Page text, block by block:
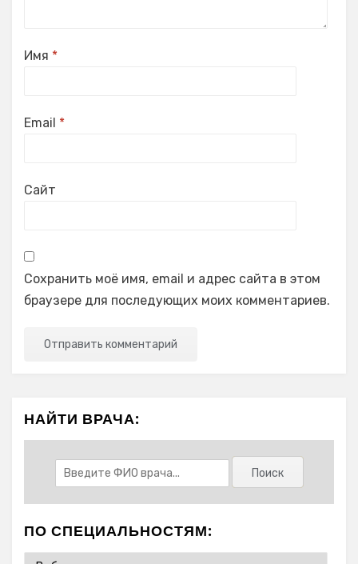
Имя *
Email *
Сайт
Сохранить моё имя, email и адрес сайта в этом
браузере для последующих моих комментариев.
НАЙТИ ВРАЧА:
ПО СПЕЦИАЛЬНОСТЯМ: